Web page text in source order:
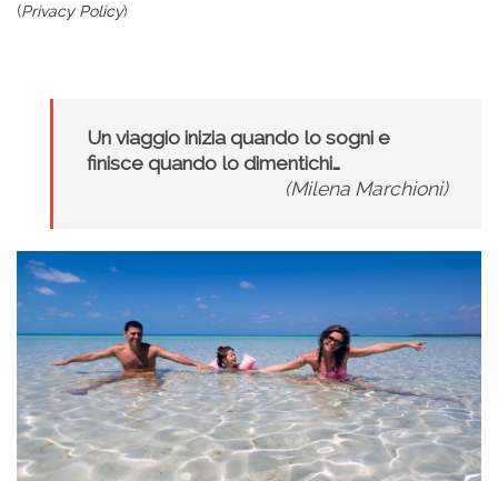
(Privacy Policy)
Un viaggio inizia quando lo sogni e
finisce quando lo dimentichi…
(Milena Marchioni)